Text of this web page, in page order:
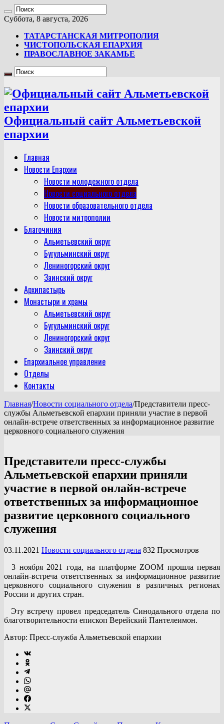
Суббота, 8 августа, 2026
ТАТАРСТАНСКАЯ МИТРОПОЛИЯ
ЧИСТОПОЛЬСКАЯ ЕПАРХИЯ
ПРАВОСЛАВНОЕ ЗАКАМЬЕ
Официальный сайт Альметьевской
епархии
Главная
Новости Епархии
Новости молодежного отдела
Новости социального отдела
Новости образовательного отдела
Новости митрополии
Благочиния
Альметьевский округ
Бугульминский округ
Лениногорский округ
Заинский округ
Архипастырь
Монастыри и храмы
Альметьевский округ
Бугульминский округ
Лениногорский округ
Заинский округ
Епархиальное управление
Отделы
Контакты
Главная/Новости социального отдела/Представители пресс-
службы Альметьевской епархии приняли участие в первой
онлайн-встрече ответственных за информационное развитие
церковного социального служения
Представители пресс-службы
Альметьевской епархии приняли
участие в первой онлайн-встрече
ответственных за информационное
развитие церковного социального
служения
03.11.2021 Новости социального отдела 832 Просмотров
3 ноября 2021 года, на платформе ZOOM прошла первая
онлайн-встреча ответственных за информационное развитие
церковного социального служения в различных регионах
России и других стран.
Эту встречу провел председатель Синодального отдела по
благотворительности епископ Верейский Пантелеимон.
Автор: Пресс-служба Альметьевской епархии